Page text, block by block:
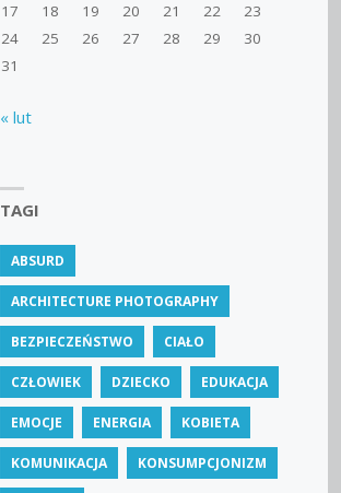
17
18 19 20 21 22
23
24
25 26 27 28 29
30
31
« lut
TAGI
ABSURD
ARCHITECTURE PHOTOGRAPHY
BEZPIECZEŃSTWO CIAŁO
CZŁOWIEK DZIECKO EDUKACJA
EMOCJE ENERGIA KOBIETA
KOMUNIKACJA KONSUMPCJONIZM